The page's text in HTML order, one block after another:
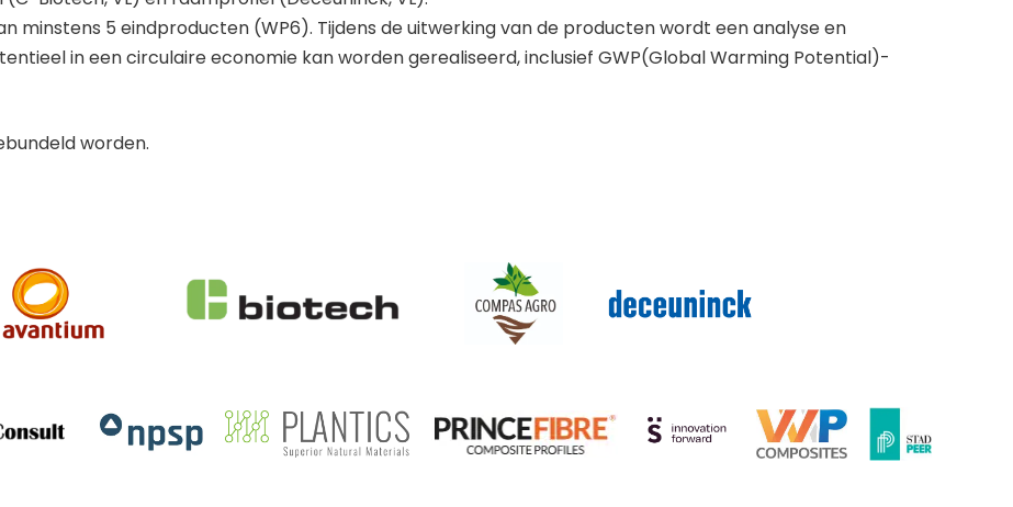
minstens 5 eindproducten (WP6). Tijdens de uitwerking van de producten wordt een analyse en
in een circulaire economie kan worden gerealiseerd, inclusief GWP(Global Warming Potential)-
worden.